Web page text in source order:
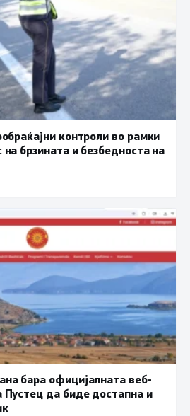
контроли во рамки
на брзината и безбедноста на
бара официјалната веб-
да биде достапна и